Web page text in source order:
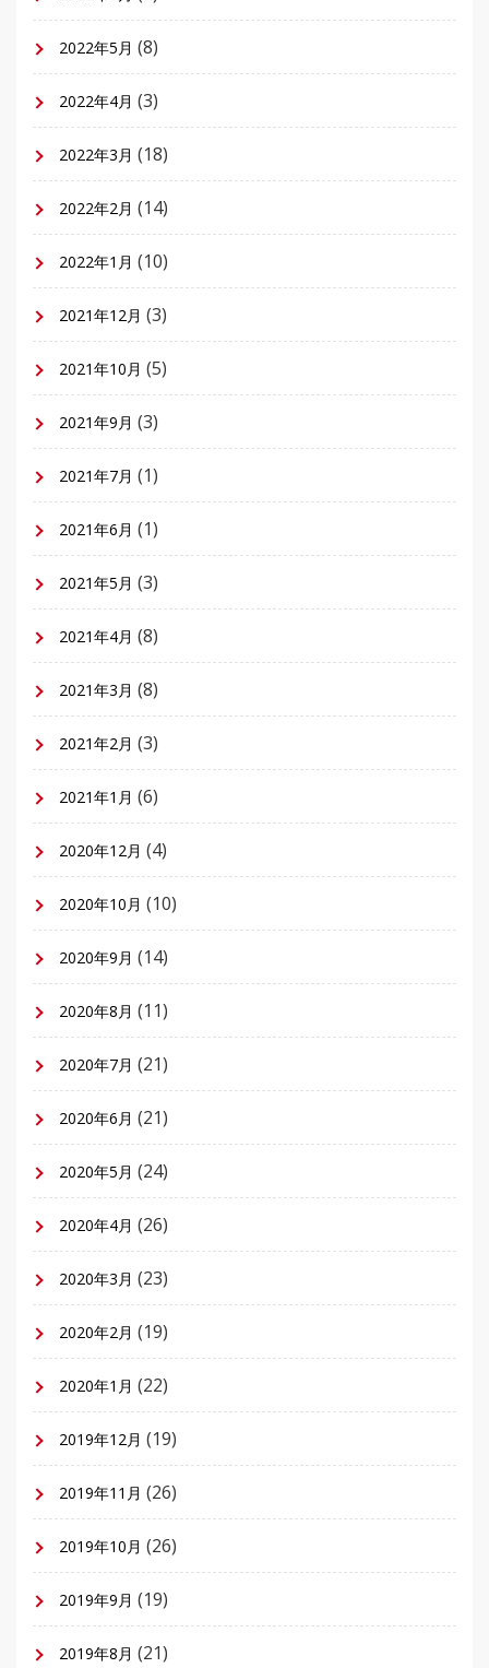
2022年5月 (8)
2022年4月 (3)
2022年3月 (18)
2022年2月 (14)
2022年1月 (10)
2021年12月 (3)
2021年10月 (5)
2021年9月 (3)
2021年7月 (1)
2021年6月 (1)
2021年5月 (3)
2021年4月 (8)
2021年3月 (8)
2021年2月 (3)
2021年1月 (6)
2020年12月 (4)
2020年10月 (10)
2020年9月 (14)
2020年8月 (11)
2020年7月 (21)
2020年6月 (21)
2020年5月 (24)
2020年4月 (26)
2020年3月 (23)
2020年2月 (19)
2020年1月 (22)
2019年12月 (19)
2019年11月 (26)
2019年10月 (26)
2019年9月 (19)
2019年8月 (21)